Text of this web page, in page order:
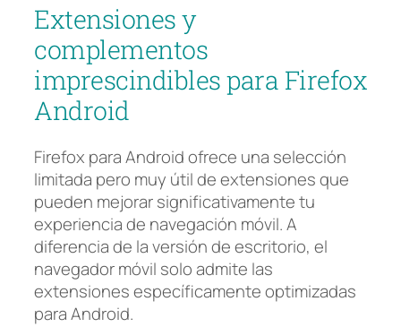
Extensiones y
complementos
imprescindibles para Firefox
Android
Firefox para Android ofrece una selección
limitada pero muy útil de extensiones que
pueden mejorar significativamente tu
experiencia de navegación móvil. A
diferencia de la versión de escritorio, el
navegador móvil solo admite las
extensiones específicamente optimizadas
para Android.